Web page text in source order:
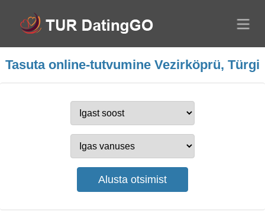
Tasuta online-tutvumine Vezirköprü, Türgi